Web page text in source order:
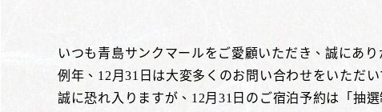
いつも青島サンクマールをご愛顧いただき、誠にあり
例年、12月31日は大変多くのお問い合わせをいただい
誠に恐れ入りますが、12月31日のご宿泊予約は「抽